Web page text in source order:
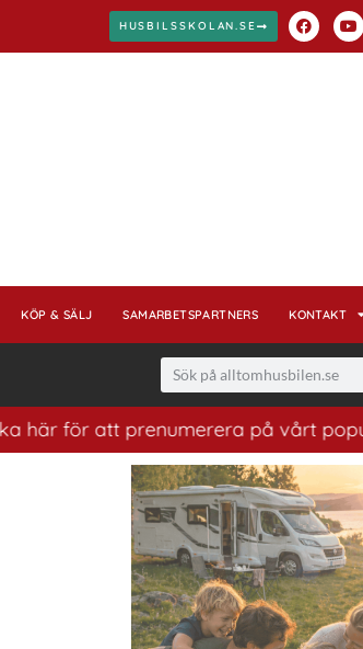
HUSBILSSKOLAN.SE
KÖP & SÄLJ SAMARBETSPARTNERS KONTAKT
prenumerera på vårt populära